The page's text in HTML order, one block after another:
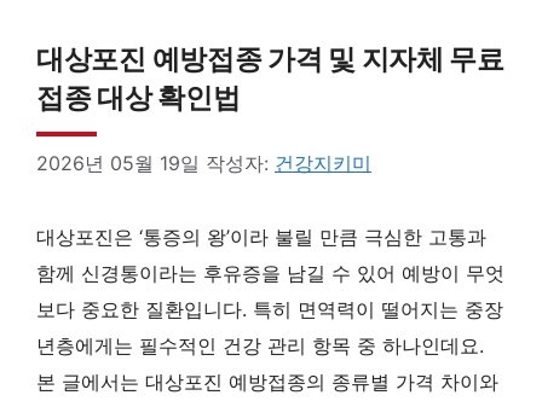
대상포진 예방접종 가격 및 지자체 무료
접종 대상 확인법
2026년 05월 19일 작성자: 건강지키미
대상포진은 ‘통증의 왕’이라 불릴 만큼 극심한 고통과
함께 신경통이라는 후유증을 남길 수 있어 예방이 무엇
보다 중요한 질환입니다. 특히 면역력이 떨어지는 중장
년층에게는 필수적인 건강 관리 항목 중 하나인데요.
본 글에서는 대상포진 예방접종의 종류별 가격 차이와